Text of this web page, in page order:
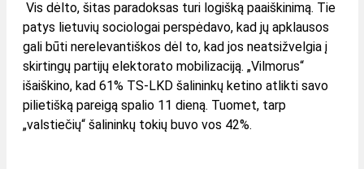
Vis dėlto, šitas paradoksas turi logišką paaiškinimą. Tie
patys lietuvių sociologai perspėdavo, kad jų apklausos
gali būti nerelevantiškos dėl to, kad jos neatsižvelgia į
skirtingų partijų elektorato mobilizaciją. „Vilmorus“
išaiškino, kad 61% TS-LKD šalininkų ketino atlikti savo
pilietišką pareigą spalio 11 dieną. Tuomet, tarp
„valstiečių“ šalininkų tokių buvo vos 42%.